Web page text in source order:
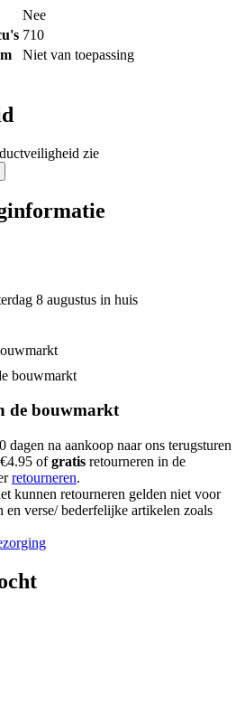
Nee
710
Niet van toepassing
zie
8 augustus in huis
bouwmarkt
de bouwmarkt
na aankoop naar ons terugsturen
ofgratis retourneren in de
retourneren.
kunnen retourneren gelden niet voor
en verse/ bederfelijke artikelen zoals